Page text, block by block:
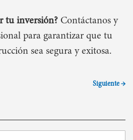
tu inversión? Contáctanos y
para garantizar que tu
sea segura y exitosa.
Siguiente →